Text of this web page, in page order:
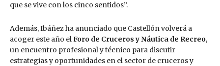
que se vive con los cinco sentidos”.
Además, Ibáñez ha anunciado que Castellón volverá a
acoger este año elForo de Cruceros y Náutica de Recreo,
un encuentro profesional y técnico para discutir
estrategias y oportunidades en el sector de cruceros y